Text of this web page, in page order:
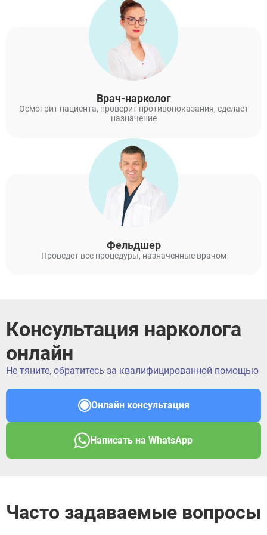
Врач-нарколог
Осмотрит пациента, проверит противопоказания, сделает
назначение
Фельдшер
Проведет все процедуры, назначенные врачом
Консультация нарколога
онлайн
Не тяните, обратитесь за квалифицированной помощью
Онлайн консультация
Написать на WhatsApp
Часто задаваемые вопросы